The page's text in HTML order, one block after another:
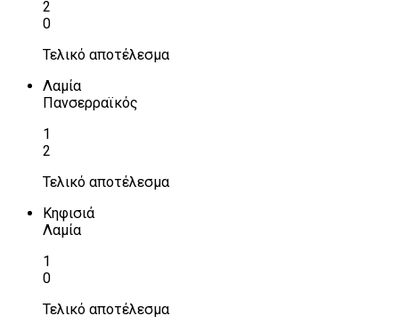
2
0
Τελικό αποτέλεσμα
Λαμία
Πανσερραϊκός
1
2
Τελικό αποτέλεσμα
Κηφισιά
Λαμία
1
0
Τελικό αποτέλεσμα